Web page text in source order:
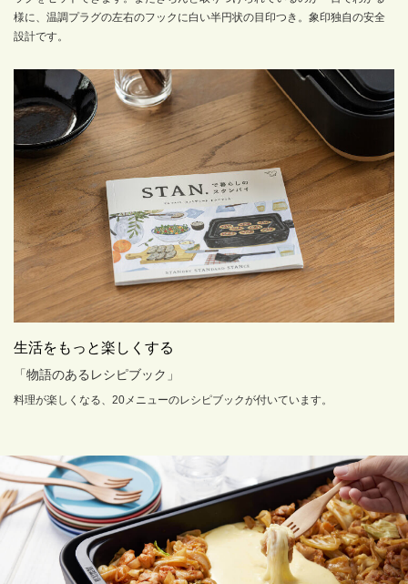
様に、温調プラグの左右のフックに白い半円状の目印つき。象印独自の安全
設計です。
生活をもっと楽しくする
「物語のあるレシピブック」
料理が楽しくなる、20メニューのレシピブックが付いています。